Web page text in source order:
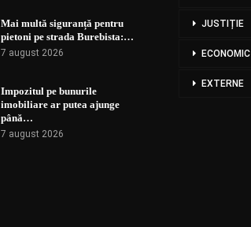
Mai multă siguranță pentru
pietoni pe strada Burebista:…
7 august 2026
Impozitul pe bunurile
imobiliare ar putea ajunge
până…
7 august 2026
JUSTIȚIE
ECONOMIC
EXTERNE